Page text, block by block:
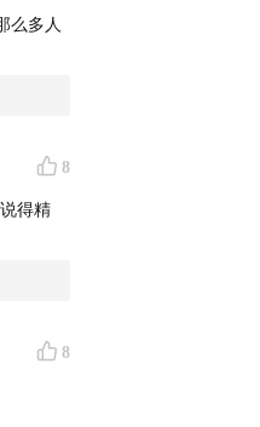
么多人
8
得精
8